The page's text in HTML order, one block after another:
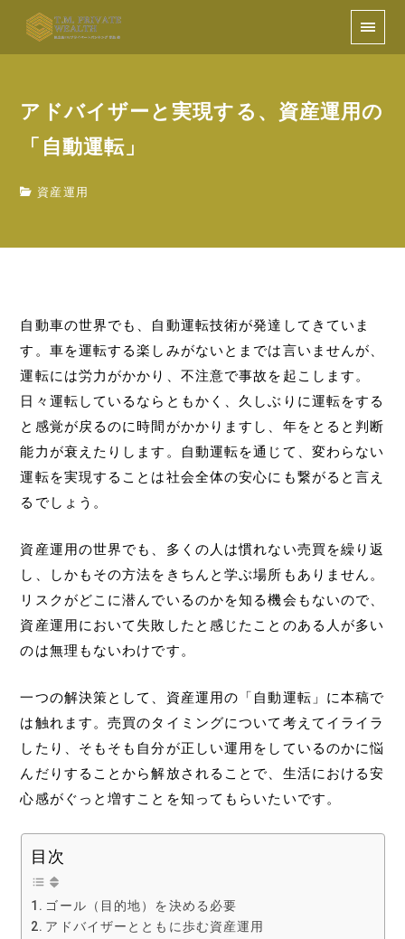
アドバイザーと実現する、資産運用の
「自動運転」
資産運用
自動車の世界でも、自動運転技術が発達してきていま
す。車を運転する楽しみがないとまでは言いませんが、
運転には労力がかかり、不注意で事故を起こします。
日々運転しているならともかく、久しぶりに運転をする
と感覚が戻るのに時間がかかりますし、年をとると判断
能力が衰えたりします。自動運転を通じて、変わらない
運転を実現することは社会全体の安心にも繋がると言え
るでしょう。
資産運用の世界でも、多くの人は慣れない売買を繰り返
し、しかもその方法をきちんと学ぶ場所もありません。
リスクがどこに潜んでいるのかを知る機会もないので、
資産運用において失敗したと感じたことのある人が多い
のは無理もないわけです。
一つの解決策として、資産運用の「自動運転」に本稿で
は触れます。売買のタイミングについて考えてイライラ
したり、そもそも自分が正しい運用をしているのかに悩
んだりすることから解放されることで、生活における安
心感がぐっと増すことを知ってもらいたいです。
目次
ゴール（目的地）を決める必要
アドバイザーとともに歩む資産運用